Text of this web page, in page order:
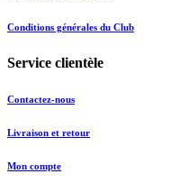
Conditions générales du Club
Service clientèle
Contactez-nous
Livraison et retour
Mon compte